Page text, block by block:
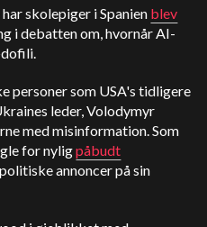
skolepiger i Spanien blev
i debatten om, hvornår AI-
personer som USA's tidligere
leder, Volodymyr
med misinformation. Som
for nyligpåbudt
annoncer på sin